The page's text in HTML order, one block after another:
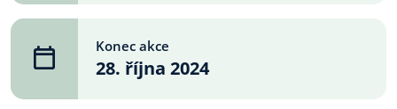
Konec akce
28. října 2024